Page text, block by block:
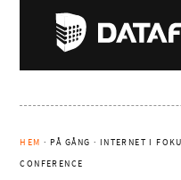
HEM · PÅ GÅNG · INTERNET I
CONFERENCE